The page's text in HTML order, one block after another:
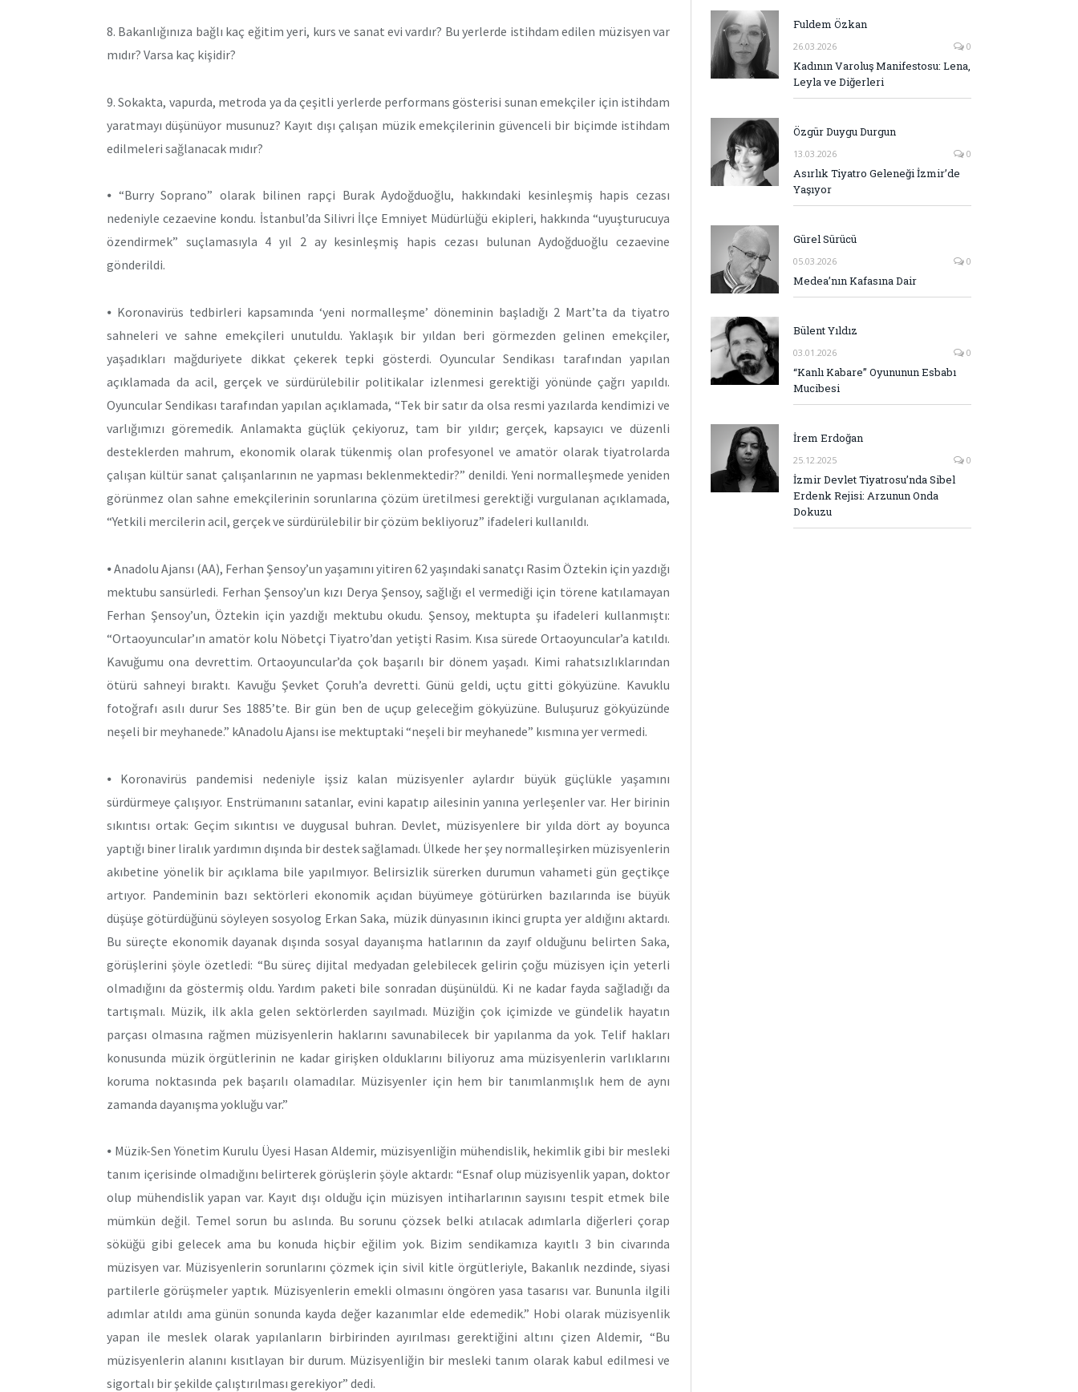
8. Bakanlığınıza bağlı kaç eğitim yeri, kurs ve sanat evi vardır? Bu yerlerde istihdam edilen müzisyen var
mıdır? Varsa kaç kişidir?
9. Sokakta, vapurda, metroda ya da çeşitli yerlerde performans gösterisi sunan emekçiler için istihdam
yaratmayı düşünüyor musunuz? Kayıt dışı çalışan müzik emekçilerinin güvenceli bir biçimde istihdam
edilmeleri sağlanacak mıdır?
⦁ “Burry Soprano” olarak bilinen rapçi Burak Aydoğduoğlu, hakkındaki kesinleşmiş hapis cezası
nedeniyle cezaevine kondu. İstanbul’da Silivri İlçe Emniyet Müdürlüğü ekipleri, hakkında “uyuşturucuya
özendirmek” suçlamasıyla 4 yıl 2 ay kesinleşmiş hapis cezası bulunan Aydoğduoğlu cezaevine
gönderildi.
⦁ Koronavirüs tedbirleri kapsamında ‘yeni normalleşme’ döneminin başladığı 2 Mart’ta da tiyatro
sahneleri ve sahne emekçileri unutuldu. Yaklaşık bir yıldan beri görmezden gelinen emekçiler,
yaşadıkları mağduriyete dikkat çekerek tepki gösterdi. Oyuncular Sendikası tarafından yapılan
açıklamada da acil, gerçek ve sürdürülebilir politikalar izlenmesi gerektiği yönünde çağrı yapıldı.
Oyuncular Sendikası tarafından yapılan açıklamada, “Tek bir satır da olsa resmi yazılarda kendimizi ve
varlığımızı göremedik. Anlamakta güçlük çekiyoruz, tam bir yıldır; gerçek, kapsayıcı ve düzenli
desteklerden mahrum, ekonomik olarak tükenmiş olan profesyonel ve amatör olarak tiyatrolarda
çalışan kültür sanat çalışanlarının ne yapması beklenmektedir?” denildi. Yeni normalleşmede yeniden
görünmez olan sahne emekçilerinin sorunlarına çözüm üretilmesi gerektiği vurgulanan açıklamada,
“Yetkili mercilerin acil, gerçek ve sürdürülebilir bir çözüm bekliyoruz” ifadeleri kullanıldı.
⦁ Anadolu Ajansı (AA), Ferhan Şensoy’un yaşamını yitiren 62 yaşındaki sanatçı Rasim Öztekin için yazdığı
mektubu sansürledi. Ferhan Şensoy’un kızı Derya Şensoy, sağlığı el vermediği için törene katılamayan
Ferhan Şensoy’un, Öztekin için yazdığı mektubu okudu. Şensoy, mektupta şu ifadeleri kullanmıştı:
“Ortaoyuncular’ın amatör kolu Nöbetçi Tiyatro’dan yetişti Rasim. Kısa sürede Ortaoyuncular’a katıldı.
Kavuğumu ona devrettim. Ortaoyuncular’da çok başarılı bir dönem yaşadı. Kimi rahatsızlıklarından
ötürü sahneyi bıraktı. Kavuğu Şevket Çoruh’a devretti. Günü geldi, uçtu gitti gökyüzüne. Kavuklu
fotoğrafı asılı durur Ses 1885’te. Bir gün ben de uçup geleceğim gökyüzüne. Buluşuruz gökyüzünde
neşeli bir meyhanede.” kAnadolu Ajansı ise mektuptaki “neşeli bir meyhanede” kısmına yer vermedi.
⦁ Koronavirüs pandemisi nedeniyle işsiz kalan müzisyenler aylardır büyük güçlükle yaşamını
sürdürmeye çalışıyor. Enstrümanını satanlar, evini kapatıp ailesinin yanına yerleşenler var. Her birinin
sıkıntısı ortak: Geçim sıkıntısı ve duygusal buhran. Devlet, müzisyenlere bir yılda dört ay boyunca
yaptığı biner liralık yardımın dışında bir destek sağlamadı. Ülkede her şey normalleşirken müzisyenlerin
akıbetine yönelik bir açıklama bile yapılmıyor. Belirsizlik sürerken durumun vahameti gün geçtikçe
artıyor. Pandeminin bazı sektörleri ekonomik açıdan büyümeye götürürken bazılarında ise büyük
düşüşe götürdüğünü söyleyen sosyolog Erkan Saka, müzik dünyasının ikinci grupta yer aldığını aktardı.
Bu süreçte ekonomik dayanak dışında sosyal dayanışma hatlarının da zayıf olduğunu belirten Saka,
görüşlerini şöyle özetledi: “Bu süreç dijital medyadan gelebilecek gelirin çoğu müzisyen için yeterli
olmadığını da göstermiş oldu. Yardım paketi bile sonradan düşünüldü. Ki ne kadar fayda sağladığı da
tartışmalı. Müzik, ilk akla gelen sektörlerden sayılmadı. Müziğin çok içimizde ve gündelik hayatın
parçası olmasına rağmen müzisyenlerin haklarını savunabilecek bir yapılanma da yok. Telif hakları
konusunda müzik örgütlerinin ne kadar girişken olduklarını biliyoruz ama müzisyenlerin varlıklarını
koruma noktasında pek başarılı olamadılar. Müzisyenler için hem bir tanımlanmışlık hem de aynı
zamanda dayanışma yokluğu var.”
⦁ Müzik-Sen Yönetim Kurulu Üyesi Hasan Aldemir, müzisyenliğin mühendislik, hekimlik gibi bir mesleki
tanım içerisinde olmadığını belirterek görüşlerin şöyle aktardı: “Esnaf olup müzisyenlik yapan, doktor
olup mühendislik yapan var. Kayıt dışı olduğu için müzisyen intiharlarının sayısını tespit etmek bile
mümkün değil. Temel sorun bu aslında. Bu sorunu çözsek belki atılacak adımlarla diğerleri çorap
söküğü gibi gelecek ama bu konuda hiçbir eğilim yok. Bizim sendikamıza kayıtlı 3 bin civarında
müzisyen var. Müzisyenlerin sorunlarını çözmek için sivil kitle örgütleriyle, Bakanlık nezdinde, siyasi
partilerle görüşmeler yaptık. Müzisyenlerin emekli olmasını öngören yasa tasarısı var. Bununla ilgili
adımlar atıldı ama günün sonunda kayda değer kazanımlar elde edemedik.” Hobi olarak müzisyenlik
yapan ile meslek olarak yapılanların birbirinden ayırılması gerektiğini altını çizen Aldemir, “Bu
müzisyenlerin alanını kısıtlayan bir durum. Müzisyenliğin bir mesleki tanım olarak kabul edilmesi ve
sigortalı bir şekilde çalıştırılması gerekiyor” dedi.
Fuldem Özkan
26.03.2026 0
Kadının Varoluş Manifestosu: Lena,
Leyla ve Diğerleri
Özgür Duygu Durgun
13.03.2026 0
Asırlık Tiyatro Geleneği İzmir’de
Yaşıyor
Gürel Sürücü
05.03.2026 0
Medea’nın Kafasına Dair
Bülent Yıldız
03.01.2026 0
“Kanlı Kabare” Oyununun Esbabı
Mucibesi
İrem Erdoğan
25.12.2025 0
İzmir Devlet Tiyatrosu’nda Sibel
Erdenk Rejisi: Arzunun Onda
Dokuzu